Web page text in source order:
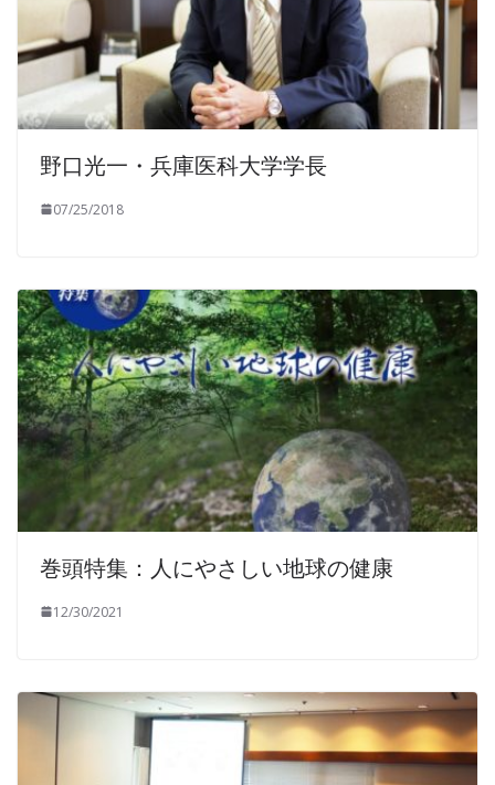
野口光一・兵庫医科大学学長
07/25/2018
巻頭特集：人にやさしい地球の健康
12/30/2021